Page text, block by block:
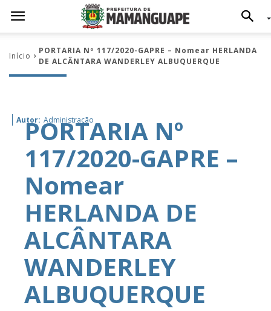
Início
PORTARIA Nº 117/2020-GAPRE – Nomear HERLANDA
DE ALCÂNTARA WANDERLEY ALBUQUERQUE
Autor: Administração
PORTARIA Nº
117/2020-GAPRE –
Nomear
HERLANDA DE
ALCÂNTARA
WANDERLEY
ALBUQUERQUE